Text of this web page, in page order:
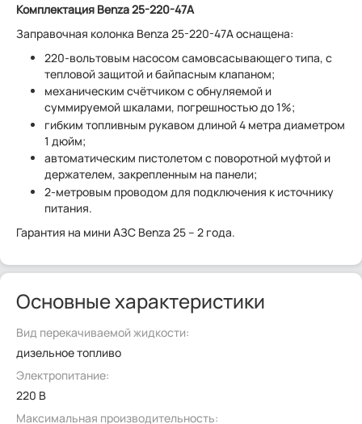
Комплектация Benza 25-220-47А
Заправочная колонка Benza 25-220-47А оснащена:
220-вольтовым насосом самовсасывающего типа, с
тепловой защитой и байпасным клапаном;
механическим счётчиком с обнуляемой и
суммируемой шкалами, погрешностью до 1%;
гибким топливным рукавом длиной 4 метра диаметром
1 дюйм;
автоматическим пистолетом с поворотной муфтой и
держателем, закрепленным на панели;
2-метровым проводом для подключения к источнику
питания.
Гарантия на мини АЗС Benza 25 – 2 года.
Основные характеристики
Вид перекачиваемой жидкости:
дизельное топливо
Электропитание:
220 В
Максимальная производительность: